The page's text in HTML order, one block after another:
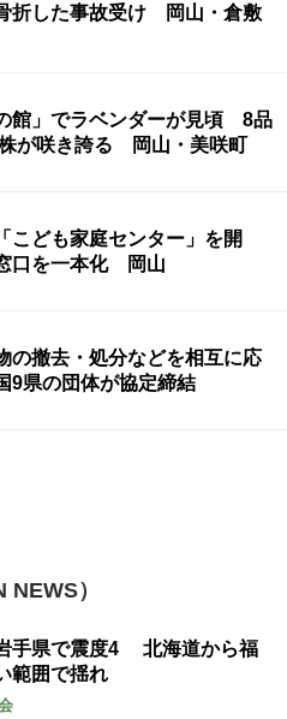
折した事故受け 岡山・倉敷
館」でラベンダーが見頃 8品
が咲き誇る 岡山・美咲町
こども家庭センター」を開
口を一本化 岡山
の撤去・処分などを相互に応
県の団体が協定締結
）
岩手県で震度4 北海道から福
範囲で揺れ